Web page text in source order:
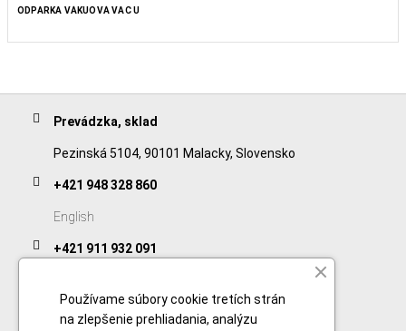
ODPARKA VÁKUOVÁ VAC U
Prevádzka, sklad
Pezinská 5104, 90101 Malacky, Slovensko
+421 948 328 860
English
+421 911 932 091
Používame súbory cookie tretích strán
na zlepšenie prehliadania, analýzu